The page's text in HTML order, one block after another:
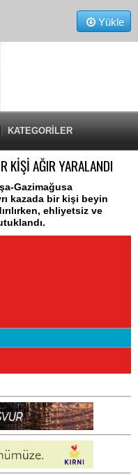
Yükle
KATEGORİLER
KİŞİ AĞIR YARALANDI
Gazimağusa
kazada bir kişi beyin
ehliyetsiz ve